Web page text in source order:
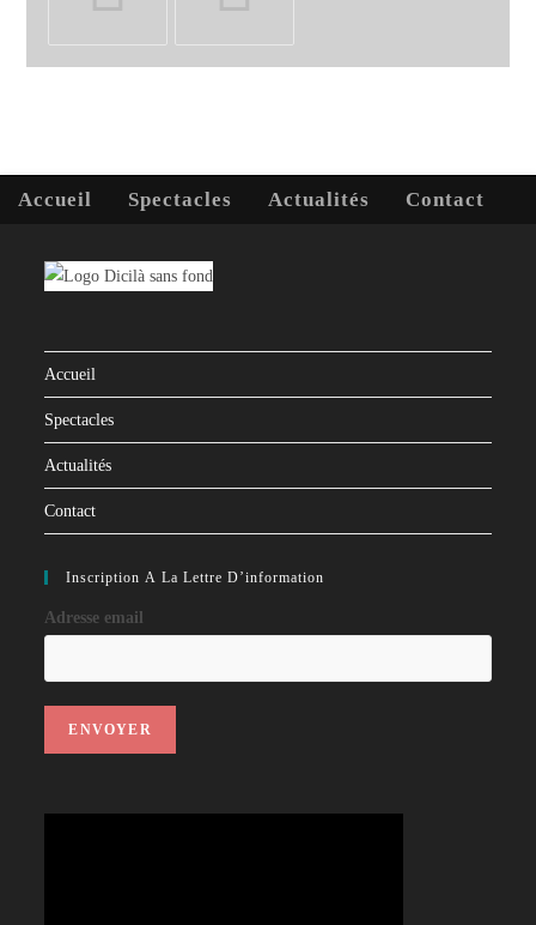
onglet
onglet
Accueil Spectacles Actualités Contact
Accueil
Spectacles
Actualités
Contact
Inscription À La Lettre D’information
Adresse email